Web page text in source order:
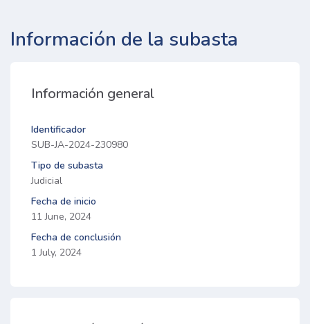
Información de la subasta
Información general
Identificador
SUB-JA-2024-230980
Tipo de subasta
Judicial
Fecha de inicio
11 June, 2024
Fecha de conclusión
1 July, 2024